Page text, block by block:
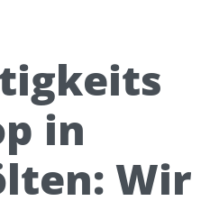
in
Wir